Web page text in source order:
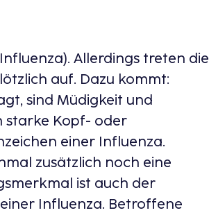
Allerdings treten die
auf. Dazu kommt:
sind Müdigkeit und
starke Kopf- oder
einer Influenza.
zusätzlich noch eine
ist auch der
Influenza. Betroffene